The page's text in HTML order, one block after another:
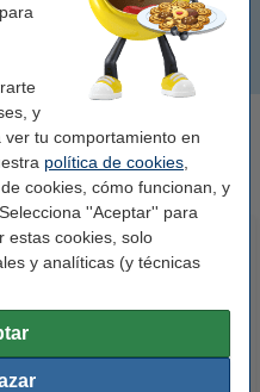
y
tu comportamiento en
política de cookies
cookies, cómo funcionan, y
''Aceptar'' para
estas cookies, solo
y analíticas (y técnicas